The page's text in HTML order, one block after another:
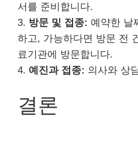
서를 준비합니다.
3. 방문 및 접종: 예약한 날
하고, 가능하다면 방문 전
료기관에 방문합니다.
4. 예진과 접종: 의사와 상
결론